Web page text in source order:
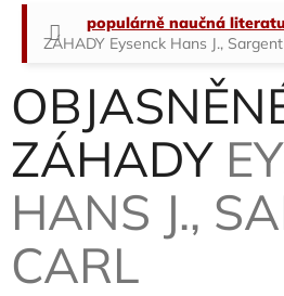
Domů
populárně naučná
ZÁHADY Eysenck Hans J.,
ZÁHADY
HANS J.,
CARL